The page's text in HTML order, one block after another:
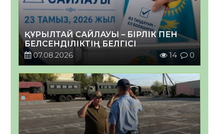
ҚҰРЫЛТАЙ САЙЛАУЫ – БІРЛІК ПЕН
БЕЛСЕНДІЛІКТІҢ БЕЛГІСІ
07.08.2026
14 0